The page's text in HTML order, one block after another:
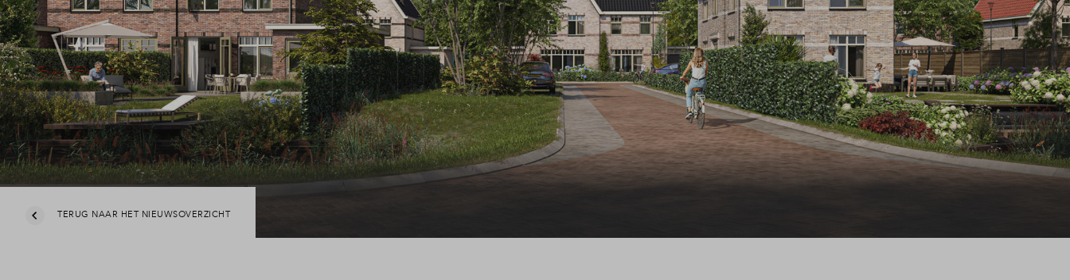
Toewijzing
Veelgestelde vragen
Contact
TERUG NAAR HET NIEUWSOVERZICHT